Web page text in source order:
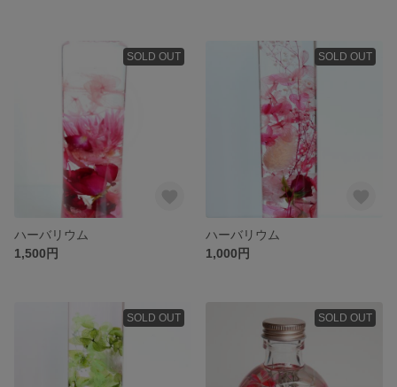
SOLD OUT
ハーバリウム
1,500円
SOLD OUT
ハーバリウム
1,000円
SOLD OUT SOLD OUT